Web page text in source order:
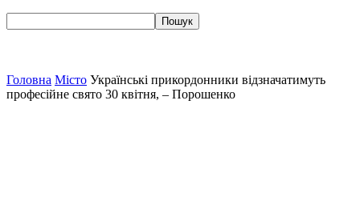
Головна Місто Українські прикордонники відзначатимуть
професійне свято 30 квітня, – Порошенко